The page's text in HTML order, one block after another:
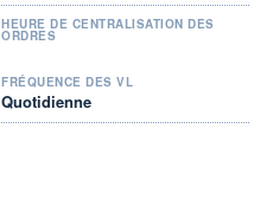
HEURE DE CENTRALISATION DES
ORDRES
FRÉQUENCE DES VL
Quotidienne